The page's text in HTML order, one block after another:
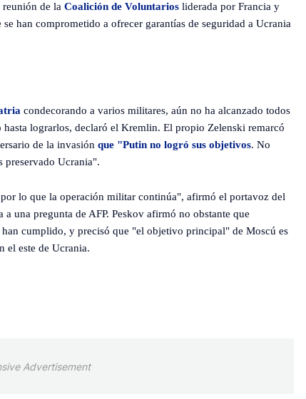
de la Coalición de Voluntariosliderada por Francia y
han comprometido a ofrecer garantías de seguridad a Ucrania
condecorando a varios militares, aún no ha alcanzado todos
lograrlos, declaró el Kremlin. El propio Zelenski remarcó
de la invasión que "Putin no logró sus objetivos. No
preservado Ucrania".
lo que la operación militar continúa", afirmó el portavoz del
una pregunta de AFP. Peskov afirmó no obstante que
cumplido, y precisó que "el objetivo principal" de Moscú es
el este de Ucrania.
Advertisement